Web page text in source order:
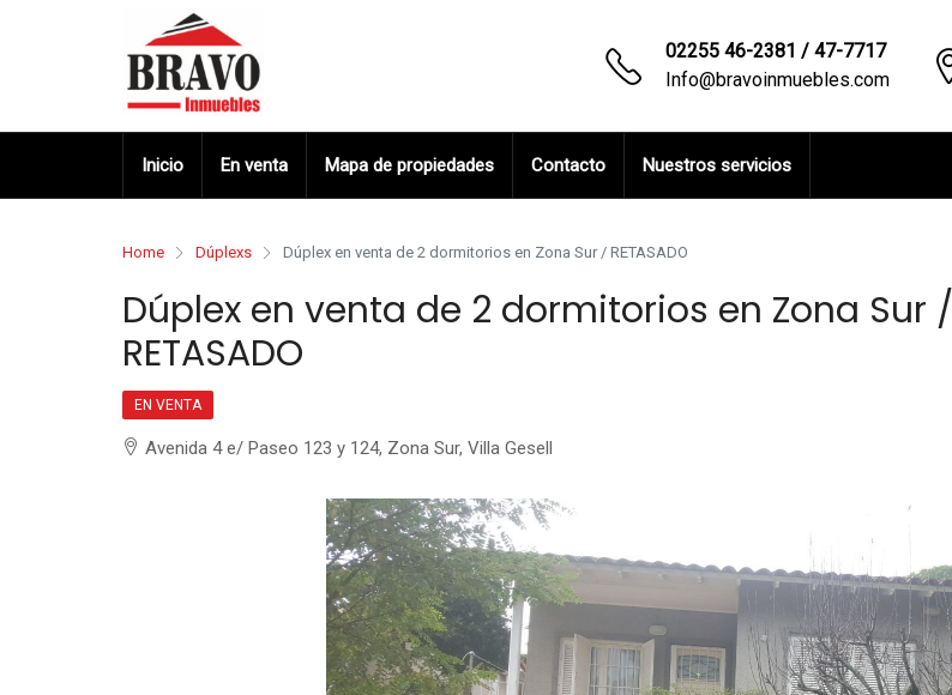
02255 46-2381 / 47-7717
Info@bravoinmuebles.com
Inicio En venta Mapa de propiedades Contacto Nuestros servicios
Home Dúplexs Dúplex en venta de 2 dormitorios en Zona Sur / RETASADO
Dúplex en venta de 2 dormitorios en Zona Sur /
RETASADO
EN VENTA
Avenida 4 e/ Paseo 123 y 124, Zona Sur, Villa Gesell